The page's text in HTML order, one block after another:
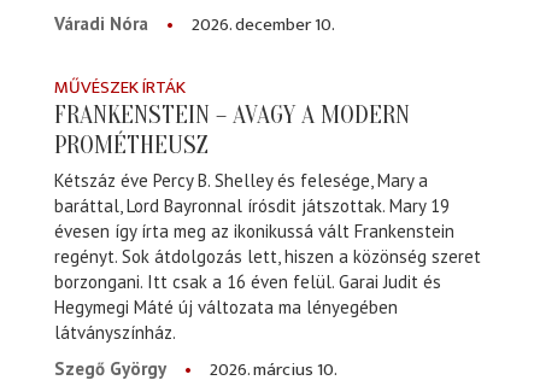
Váradi Nóra
2026. december 10.
MŰVÉSZEK ÍRTÁK
FRANKENSTEIN – AVAGY A MODERN
PROMÉTHEUSZ
Kétszáz éve Percy B. Shelley és felesége, Mary a
baráttal, Lord Bayronnal írósdit játszottak. Mary 19
évesen így írta meg az ikonikussá vált Frankenstein
regényt. Sok átdolgozás lett, hiszen a közönség szeret
borzongani. Itt csak a 16 éven felül. Garai Judit és
Hegymegi Máté új változata ma lényegében
látványszínház.
Szegő György
2026. március 10.